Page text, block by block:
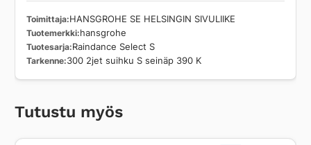
Toimittaja HANSGROHE SE HELSINGIN SIVULIIKE
Tuotemerkki hansgrohe
Tuotesarja Raindance Select S
Tarkenne 300 2jet suihku S seinäp 390 K
Tutustu myös